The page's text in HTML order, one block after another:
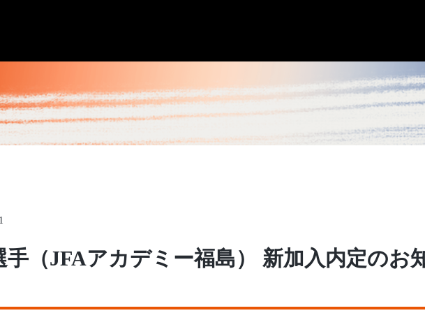
手（JFAアカデミー福島） 新加入内定のお